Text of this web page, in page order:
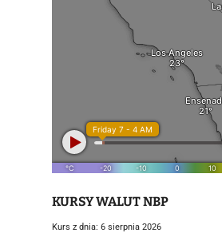
KURSY WALUT NBP
Kurs z dnia: 6 sierpnia 2026